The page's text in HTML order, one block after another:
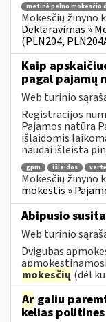
metinė pelno mokesčio
Mokesčių žinyno
Deklaravimas »
(PLN204,
Kaip
pagal pajamų
Web turinio
Registracijos
Pajamos natūra
išlaidomis
naudai išleista
gpm išlaidos vertė
Mokesčių žinyno
mokestis »
Abipusio
Web turinio
Dvigubas
mokesčių (dėl
Ar galiu
kelias